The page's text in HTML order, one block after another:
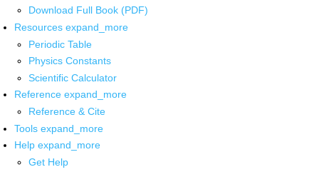
Download Full Book (PDF)
Resources expand_more
Periodic Table
Physics Constants
Scientific Calculator
Reference expand_more
Reference & Cite
Tools expand_more
Help expand_more
Get Help